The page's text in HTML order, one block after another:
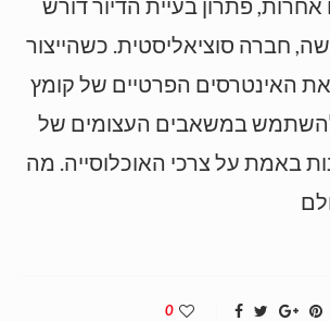
אחרות, פתרון בעיית הדיור דורש
חברה סוציאליסטית. כשהייצור
האינטרסים הפרטיים של קומץ
להשתמש במשאבים העצומים של
באמת על צרכי האוכלוסייה. מה
0